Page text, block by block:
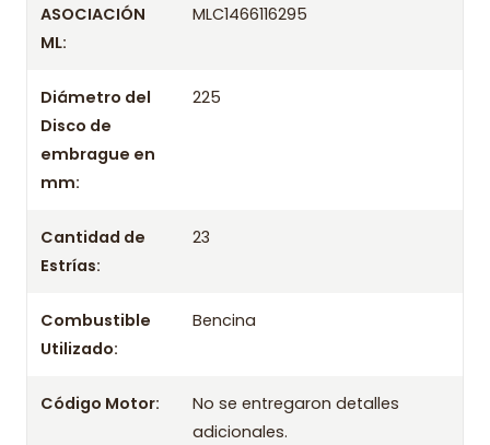
ASOCIACIÓN
ML:
MLC1466116295
Diámetro del
Disco de
embrague en
mm:
225
Cantidad de
Estrías:
23
Combustible
Utilizado:
Bencina
Código Motor:
No se entregaron detalles
adicionales.